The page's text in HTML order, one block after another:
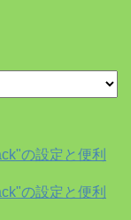
の設定と便利
の設定と便利